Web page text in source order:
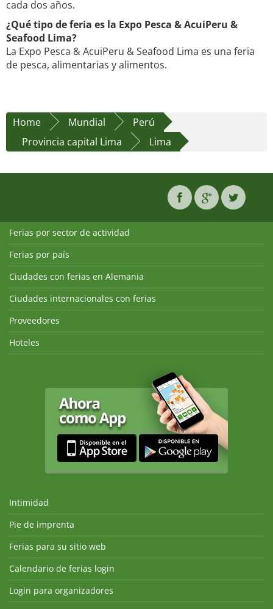
cada dos años.
¿Qué tipo de feria es la Expo Pesca & AcuiPeru &
Seafood Lima?
La Expo Pesca & AcuiPeru & Seafood Lima es una feria
de pesca, alimentarias y alimentos.
Home Mundial
Perú
Provincia capital Lima
Lima
Ferias por sector de actividad
Ferias por país
Ciudades con ferias en Alemania
Ciudades internacionales con ferias
Proveedores
Hoteles
Intimidad
Pie de imprenta
Ferias para su sitio web
Calendario de ferias login
Login para organizadores